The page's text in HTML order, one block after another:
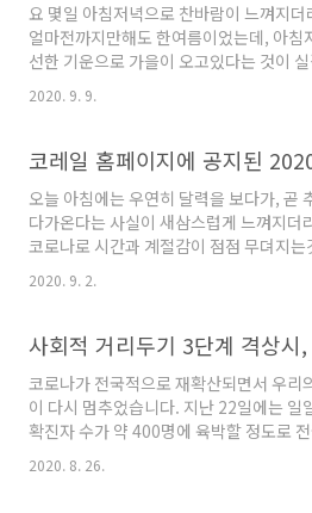
요 몇일 아침저녁으로 찬바람이 느껴지더
얼마전까지만해도 한여름이었는데, 아침
선한 기운으로 가을이 오고있다는 것이
는 요즘입니다. 가을이 되고 날씨가 더 쌀쌀
면 이제 독감이라는 불청객이 찾아올텐데
지 겹쳐 더욱더 조심스러운 상황입니다.
바이러스를 의미하는데, 일반적으로 '독
고 많이 알려져 있으며 전염성이 높은 급
기질환이에요. 인플루엔자 바이러스(독
로나 바이러스를 비교해 보면 이렇습니다.
오한, 근육통, 인후통, 기침 발열, 마른기
곤란, 고열, 근..
2020. 9. 9.
오늘 아침에는 우연히 달력을 보다가, 곧
다가온다는 사실이 새삼스럽게 느껴지더
코로나로 시간과 계절감이 점점 무뎌지는
요. 그래도 명절이 다가오면서 미리 명절준
시작하신 분들도 계실텐데요, 오늘은 귀경
정리해 보았습니다. 2020 추석 승차권 예
년과 달라진 점은?신종코로나 바이러스 감
이 확산되면서 기존의 현장발매에 대한
목소리가 있었는데, 코레일은 이런 상황
하여 올해는 온라인과 전화접수로만 승차
를 진행한다고 밝혔습니다. 매년 역사안에
2020. 9. 2.
코로나가 전국적으로 재확산되면서 우리
이 다시 멈추었습니다. 지난 22일에는 일
확진자 수가 약 400명에 육박할 정도로
대유행이 확실해 진 상황. 지난 3월에 느꼈
포와 허탈함의 감정이 다시 밀려오는 요즘
2020. 8. 26.